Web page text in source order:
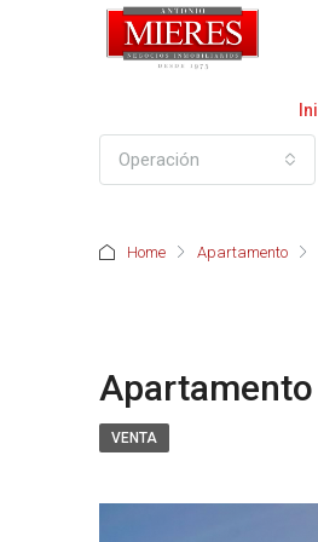
Operación
Home Apartamento
VENTA